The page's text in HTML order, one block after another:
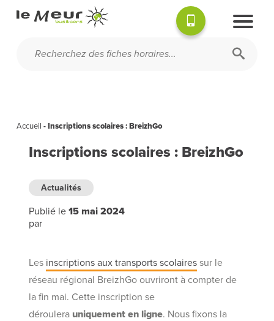
Accueil -Inscriptions scolaires : BreizhGo
Inscriptions scolaires : BreizhGo
Actualités
Publié le15 mai 2024
par
Les inscriptions aux transports scolaires sur le
réseau régional BreizhGo ouvriront à compter de
la fin mai. Cette inscription se
déroulera uniquement en ligne. Nous fixons la